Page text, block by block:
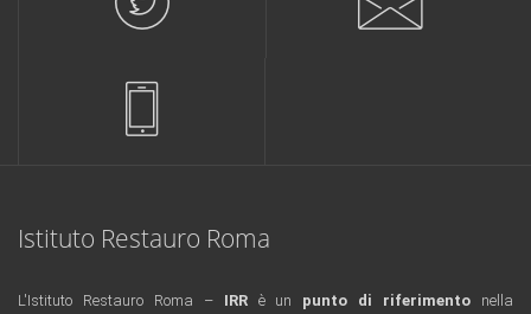
Istituto Restauro Roma
L'Istituto Restauro Roma – IRRè un punto di riferimento nella